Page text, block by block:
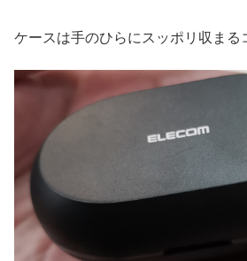
ケースは手のひらにスッポリ収まる